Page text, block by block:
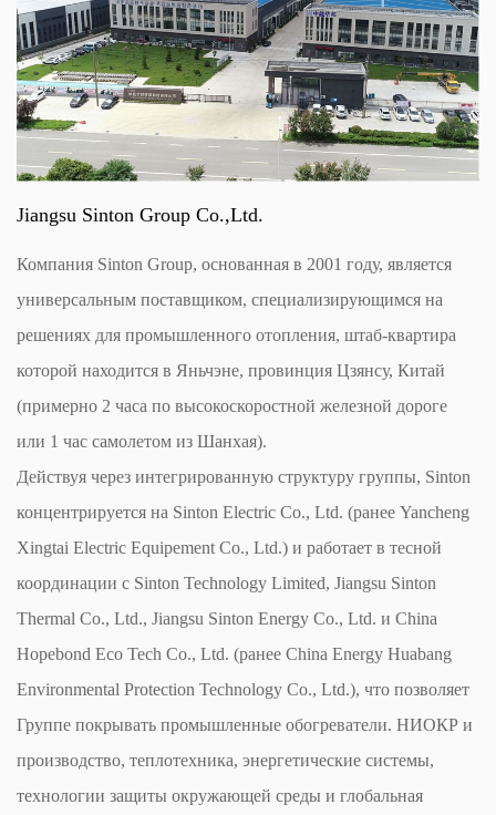
Jiangsu Sinton Group Co.,Ltd.
Компания Sinton Group, основанная в 2001 году, является
универсальным поставщиком, специализирующимся на
решениях для промышленного отопления, штаб-квартира
которой находится в Яньчэне, провинция Цзянсу, Китай
(примерно 2 часа по высокоскоростной железной дороге
или 1 час самолетом из Шанхая).
Действуя через интегрированную структуру группы, Sinton
концентрируется на Sinton Electric Co., Ltd. (ранее Yancheng
Xingtai Electric Equipement Co., Ltd.) и работает в тесной
координации с Sinton Technology Limited, Jiangsu Sinton
Thermal Co., Ltd., Jiangsu Sinton Energy Co., Ltd. и China
Hopebond Eco Tech Co., Ltd. (ранее China Energy Huabang
Environmental Protection Technology Co., Ltd.), что позволяет
Группе покрывать промышленные обогреватели. НИОКР и
производство, теплотехника, энергетические системы,
технологии защиты окружающей среды и глобальная